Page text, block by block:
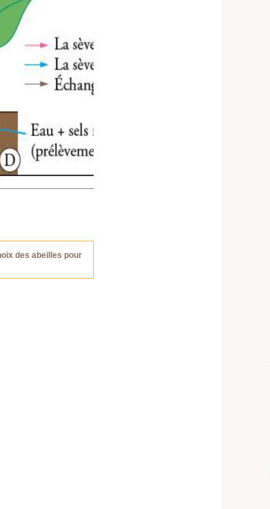
des abeilles pour